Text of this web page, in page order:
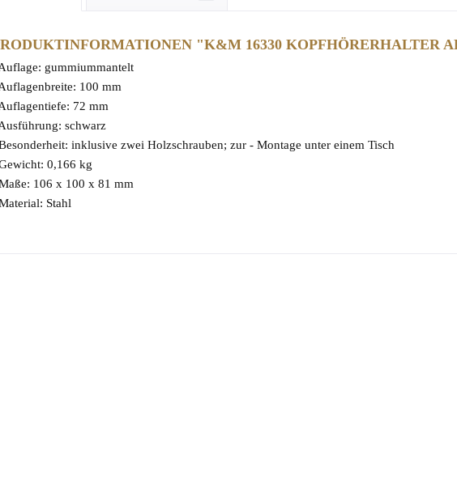
"K&M 16330 KOPFHÖRERHALTER
gummiummantelt
100 mm
72 mm
schwarz
inklusive zwei Holzschrauben; zur - Montage unter einem Tisch
0,166 kg
106 x 100 x 81 mm
Stahl